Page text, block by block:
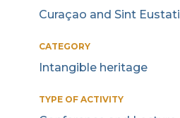
Curaçao and Sint
CATEGORY
Intangible heritage
TYPE OF ACTIVITY